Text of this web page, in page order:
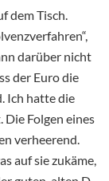
dem Tisch.
darüber nicht
der Euro die
Ich hatte die
Folgen eines
verheerend.
auf sie zukäme,